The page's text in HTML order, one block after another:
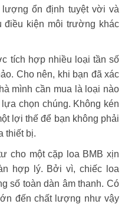
ổn định tuyệt vời và
điều kiện môi trường khác
tích hợp nhiều loại tần số
Cho nên, khi bạn đã xác
mình cần mua là loại nào
chọn chúng. Không kén
lợi thế để bạn không phải
thiết bị.
cho một cặp loa BMB xịn
hợp lý. Bởi vì, chiếc loa
số toàn dàn âm thanh. Có
đến chất lượng như vậy